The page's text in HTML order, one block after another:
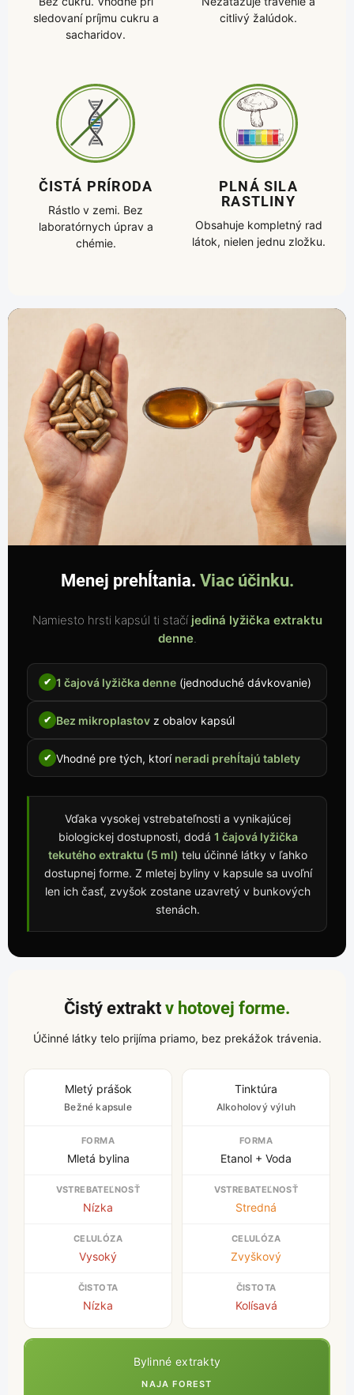
sledovaní príjmu cukru a
sacharidov.
citlivý žalúdok.
ČISTÁ PRÍRODA
Rástlo v zemi. Bez
laboratórnych úprav a
chémie.
PLNÁ SILA
RASTLINY
Obsahuje kompletný rad
látok, nielen jednu zložku.
Menej prehĺtania. Viac účinku.
Namiesto hrsti kapsúl ti stačí jediná lyžička extraktu
denne.
✔ 1 čajová lyžička denne (jednoduché dávkovanie)
✔ Bez mikroplastov z obalov kapsúl
✔ Vhodné pre tých, ktorí neradi prehĺtajú tablety
Vďaka vysokej vstrebateľnosti a vynikajúcej
biologickej dostupnosti, dodá 1 čajová lyžička
tekutého extraktu (5 ml) telu účinné látky v ľahko
dostupnej forme. Z mletej byliny v kapsule sa uvoľní
len ich časť, zvyšok zostane uzavretý v bunkových
stenách.
Čistý extrakt v hotovej forme.
Účinné látky telo prijíma priamo, bez prekážok trávenia.
Mletý prášok
Bežné kapsule
Mletá bylina
Nízka
Vysoký
Nízka
Tinktúra
Alkoholový výluh
Etanol + Voda
Stredná
Zvyškový
Kolísavá
Bylinné extrakty
NAJA FOREST